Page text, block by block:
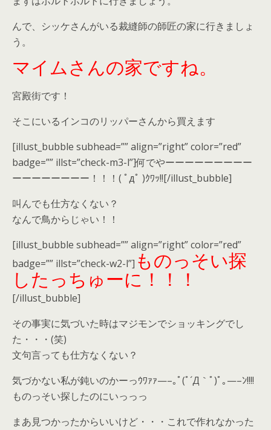
んで、シッケさんがいる裁縫師の師匠の家に行きましょ
う。
マイムさんの家ですね。
宮殿街です！
そこにいるインコのリッパーさんから買えます
[illust_bubble subhead=”” align=”right” color=”red”
badge=”” illst=”check-m3-l”]何でやーーーーーーーーー
ーーーーーーーー！！！( ﾟдﾟ )ｸﾜｯ!![/illust_bubble]
叫んでも仕方なくない？
なんで鳥からじゃい！！
[illust_bubble subhead=”” align=”right” color=”red”
badge=”” illst=”check-w2-l”] ものっそい探
したっちゅーに！！！
[/illust_bubble]
その事実に気づいた時はマジモンでショッキングでし
た・・・(笑)
文句言っても仕方なくない？
気づかない私が鈍いのかーっｳﾜｧｧ—–｡ﾟ(ﾟ´Д｀ﾟ)ﾟ｡—–ﾝ!!!!
ものっそい探したのにいっっっ
まあ見つかったからいいけど・・・これで作れなかった